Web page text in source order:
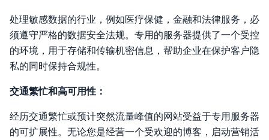
处理敏感数据的行业，例如医疗保健，金融和法律服务，必
须遵守严格的数据安全法规。专用的服务器提供了一个受控
的环境，用于存储和传输机密信息，帮助企业在保护客户隐
私的同时保持合规性。
交通繁忙和高可用性：
经历交通繁忙或预计突然流量峰值的网站受益于专用服务器
的可扩展性。无论您是经营一个受欢迎的博客，启动营销活